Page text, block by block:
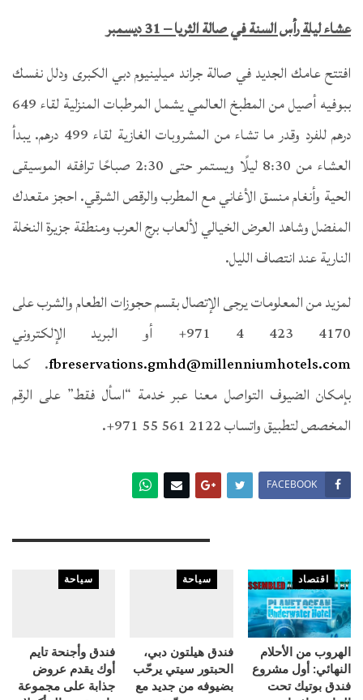
عشاء ليلة رأس السنة في صالة الثريا – 31 ديسمبر
افتتح عامك الجديد في صالة جراند ميلينيوم دبي الكبرى ودلل نفسك
ببوفيه أصيل من المطبخ العالمي يشمل المرطبات المنزلية لقاء 649
درهم للفرد وقدر ما تشاء من المشروبات الغازية لقاء 499 درهم. يبدأ
العشاء من 8:30 ليلًا ويستمر حتى 2:30 صباحًا ترافقه الموسيقى
الحية وأنغام منسق الأغاني مع المطرب والرقص الشرقي. احجز مقعدك
المفضل وشاهد العرض الخيالي لألعاب برج العرب ومنطقة جزيرة النخلة
النارية عند انتصاف الليل.
لمزيد من المعلومات يرجى الإتصال بقسم حجوزات الطعام والشرب على
4170 423 4 971+ أو البريد الإلكتروني
fbreservations.gmhd@millenniumhotels.com. كما
بإمكان الضيوف التواصل معنا عبر خدمة “اسأل فقط” على الرقم
المخصص لتطبيق واتساب 2122 561 55 971+.
FACEBOOK
اقتصاد
الهروب من الأحلام
النهائي: أول مشروع
فندق بوتيك تحت
سياحة
فندق هيلتون دبي،
الحبتور سيتي يرحّب
بضيوفه من جديد مع
سياحة
فندق وأجنحة تايم
أوك يقدم عروض
جذابة على مجموعة